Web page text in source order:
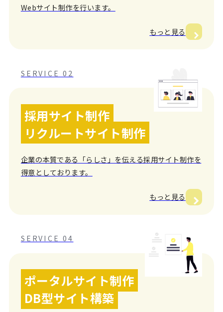
Webサイト制作を行います。
もっと見る
SERVICE 02
採用サイト制作
リクルートサイト制作
企業の本質である「らしさ」を伝える採用サイト制作を
得意としております。
もっと見る
SERVICE 04
ポータルサイト制作
DB型サイト構築